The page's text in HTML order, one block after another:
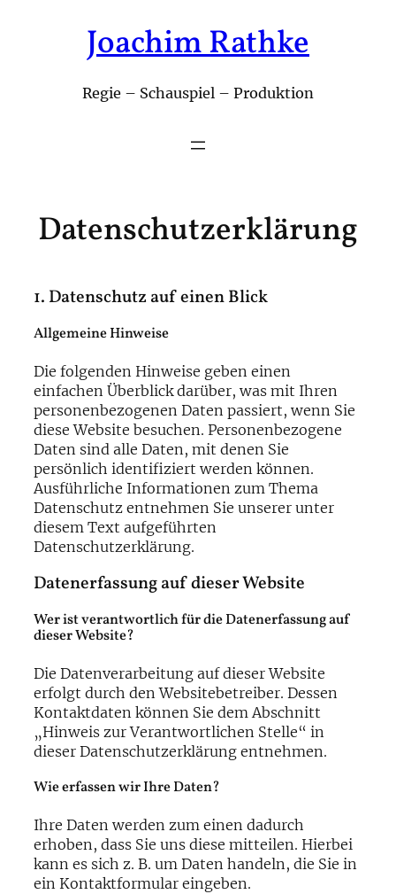
Joachim Rathke
Regie – Schauspiel – Produktion
Datenschutzerklärung
1. Datenschutz auf einen Blick
Allgemeine Hinweise
Die folgenden Hinweise geben einen
einfachen Überblick darüber, was mit Ihren
personenbezogenen Daten passiert, wenn Sie
diese Website besuchen. Personenbezogene
Daten sind alle Daten, mit denen Sie
persönlich identifiziert werden können.
Ausführliche Informationen zum Thema
Datenschutz entnehmen Sie unserer unter
diesem Text aufgeführten
Datenschutzerklärung.
Datenerfassung auf dieser Website
Wer ist verantwortlich für die Datenerfassung auf
dieser Website?
Die Datenverarbeitung auf dieser Website
erfolgt durch den Websitebetreiber. Dessen
Kontaktdaten können Sie dem Abschnitt
„Hinweis zur Verantwortlichen Stelle“ in
dieser Datenschutzerklärung entnehmen.
Wie erfassen wir Ihre Daten?
Ihre Daten werden zum einen dadurch
erhoben, dass Sie uns diese mitteilen. Hierbei
kann es sich z. B. um Daten handeln, die Sie in
ein Kontaktformular eingeben.